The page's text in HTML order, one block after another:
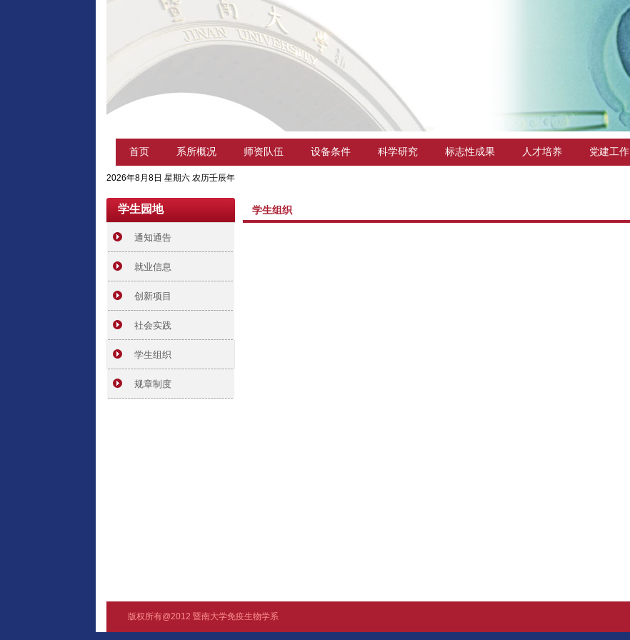
首页 系所概况 师资队伍 设备条件 科学研究 标志性成果 人才培养 党建工作
2026年8月8日 星期六 农历壬辰年
学生园地
通知通告
就业信息
创新项目
社会实践
学生组织
规章制度
学生组织
版权所有@2012 暨南大学免疫生物学系